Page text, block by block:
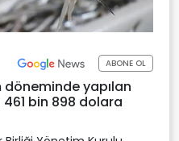
ABONE OL
yapılan
bin 898 dolara